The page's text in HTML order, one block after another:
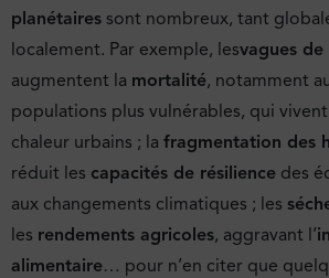
planétaires sont nombreux, tant
localement. Par exemple, lesvagues de
augmentent la mortalité, notamment
populations plus vulnérables, qui
chaleur urbains ; la fragmentation des
réduit les capacités de résilience des
aux changements climatiques ; les
les rendements agricoles, aggravant l’
alimentaire… pour n’en citer que